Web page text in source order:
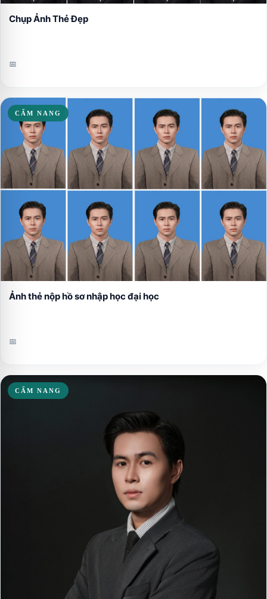
Chụp Ảnh Thẻ Đẹp
📅
CẨM NANG
Ảnh thẻ nộp hồ sơ nhập học đại học
📅
CẨM NANG